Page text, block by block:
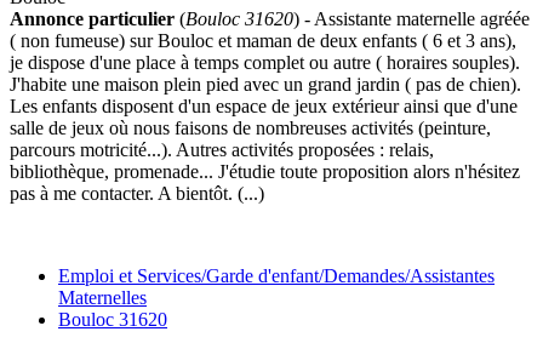
Annonce particulier (Bouloc 31620) - Assistante maternelle agréée
( non fumeuse) sur Bouloc et maman de deux enfants ( 6 et 3 ans),
je dispose d'une place à temps complet ou autre ( horaires souples).
J'habite une maison plein pied avec un grand jardin ( pas de chien).
Les enfants disposent d'un espace de jeux extérieur ainsi que d'une
salle de jeux où nous faisons de nombreuses activités (peinture,
parcours motricité...). Autres activités proposées : relais,
bibliothèque, promenade... J'étudie toute proposition alors n'hésitez
pas à me contacter. A bientôt. (...)
Emploi et Services/Garde d'enfant/Demandes/Assistantes
Maternelles
Bouloc 31620